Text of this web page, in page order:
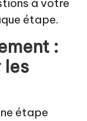
à votre
étape.
:
les
étape